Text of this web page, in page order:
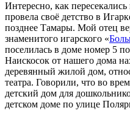
Интересно, как
провела своё детство в
позднее Тамары. Мой отец
знаменитого игарского «
поселилась в доме номер 5
Наискосок от нашего дома
деревянный жилой дом,
театра. Говорили, что во
детский дом для
детском доме по улице